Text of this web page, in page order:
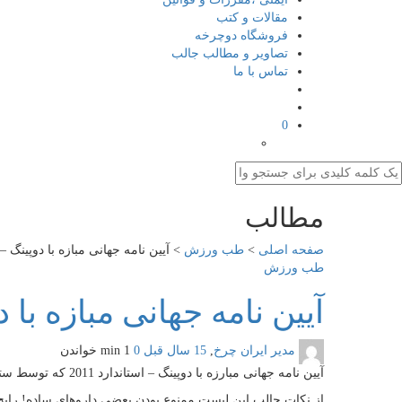
مقالات و کتب
فروشگاه دوچرخه
تصاویر و مطالب جالب
تماس با ما
0
مطالب
صفحه اصلی > طب ورزش > آیین نامه جهانی مبازه با دوپینگ
طب ورزش
آیین نامه جهانی مبازه
مدیر ایران چرخ 15 سال قبل 0
1 min
خواندن
آیین نامه جهانی مبارزه با دوپینگ – استاندارد 2011 که توسط ستاد مبازه با دوپینگ ترجمه شده است در فایل زیر قابل مشاهده است.